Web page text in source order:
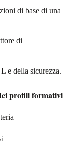
di base di una
di
e della sicurezza.
profili formativi